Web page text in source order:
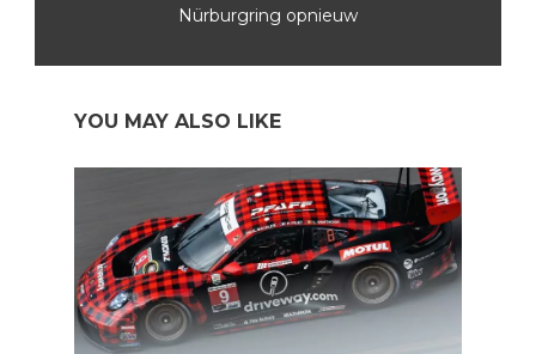
Nürburgring opnieuw
YOU MAY ALSO LIKE